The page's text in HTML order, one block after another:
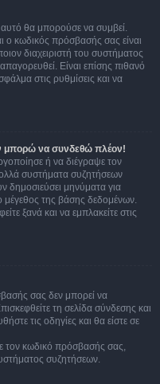
θα μπορούσε να συμβεί.
ο κωδικός πρόσβασής σας είναι
διαχειριστή του συστήματος
Είναι επίσης πιθανό
στις ρυθμίσεις και να
μπορώ να συνδεθώ πλέον!
ή να διέγραψε τον
συστήματα συζητήσεων
δημοσιεύσει μηνύματα για
μέγεθος της βάσης δεδομένων.
ξανά και να εμπλακείτε στις
σας δεν μπορεί να
τη σελίδα σύνδεσης και
τις οδηγίες και θα είστε σε
τον κωδικό πρόσβασής σας,
συζητήσεων.